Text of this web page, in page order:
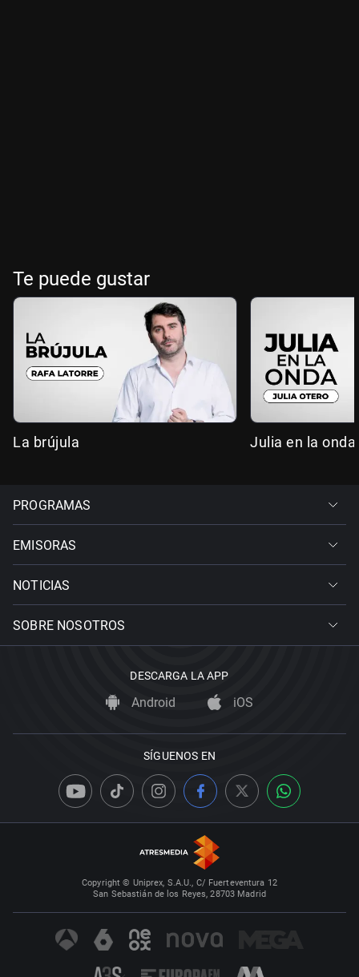
Te puede gustar
La brújula Julia en la onda
PROGRAMAS
EMISORAS
NOTICIAS
SOBRE NOSOTROS
DESCARGA LA APP
Android iOS
SÍGUENOS EN
Copyright © Uniprex, S.A.U., C/ Fuerteventura 12
San Sebastián de los Reyes, 28703 Madrid